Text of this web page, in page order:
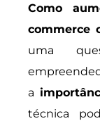
Como
commerce
uma
a
técnica